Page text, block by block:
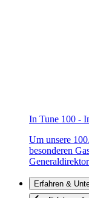
In Tune 100 -
Um unsere
besonderen
Erfahren &